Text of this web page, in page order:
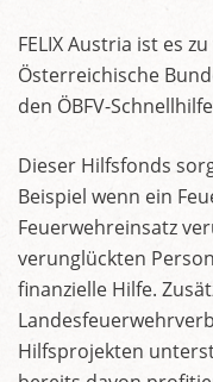
FELIX Austria ist es
Österreichische
den ÖBFV-
Dieser Hilfsfonds
Beispiel wenn ein
Feuerwehreinsatz
verunglückten
finanzielle Hilfe.
Hilfsprojekten